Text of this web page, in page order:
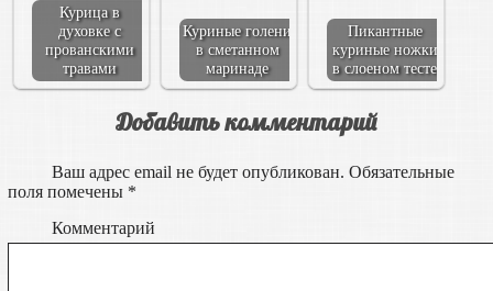
Курица в
духовке с
прованскими
травами
Куриные голени
в сметанном
маринаде
Пикантные
куриные ножки
в слоеном тесте
Добавить комментарий
Ваш адрес email не будет опубликован. Обязательные
поля помечены *
Комментарий